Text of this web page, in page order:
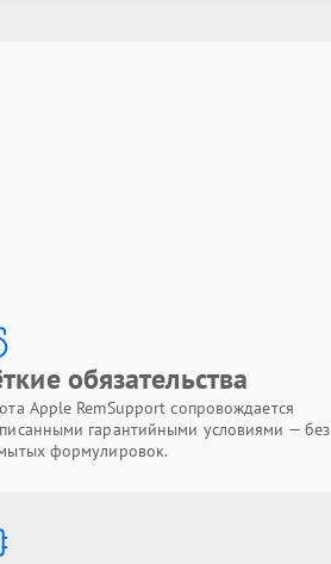
обязательства
Apple RemSupport сопровождается
гарантийными условиями — без
формулировок.